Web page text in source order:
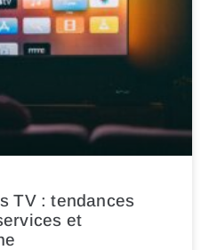
TV : tendances
et